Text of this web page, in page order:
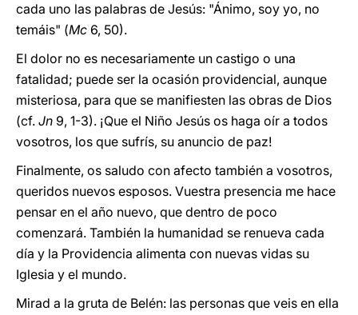
cada uno las palabras de Jesús: "Ánimo, soy yo, no
temáis" (Mc 6, 50).
El dolor no es necesariamente un castigo o una
fatalidad; puede ser la ocasión providencial, aunque
misteriosa, para que se manifiesten las obras de Dios
(cf. Jn 9, 1-3). ¡Que el Niño Jesús os haga oír a todos
vosotros, los que sufrís, su anuncio de paz!
Finalmente, os saludo con afecto también a vosotros,
queridos nuevos esposos. Vuestra presencia me hace
pensar en el año nuevo, que dentro de poco
comenzará. También la humanidad se renueva cada
día y la Providencia alimenta con nuevas vidas su
Iglesia y el mundo.
Mirad a la gruta de Belén: las personas que veis en ella